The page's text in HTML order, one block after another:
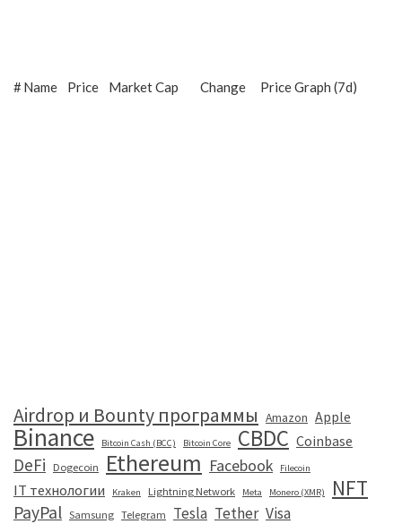
#Name Price Market Cap Change Price Graph (7d)
Airdrop и Bounty программы Amazon Apple
Binance Bitcoin Cash (BCC) Bitcoin Core CBDC Coinbase
DeFi Dogecoin Ethereum Facebook Filecoin
IT технологии Kraken Lightning Network Meta Monero (XMR) NFT
PayPal Samsung Telegram Tesla Tether Visa